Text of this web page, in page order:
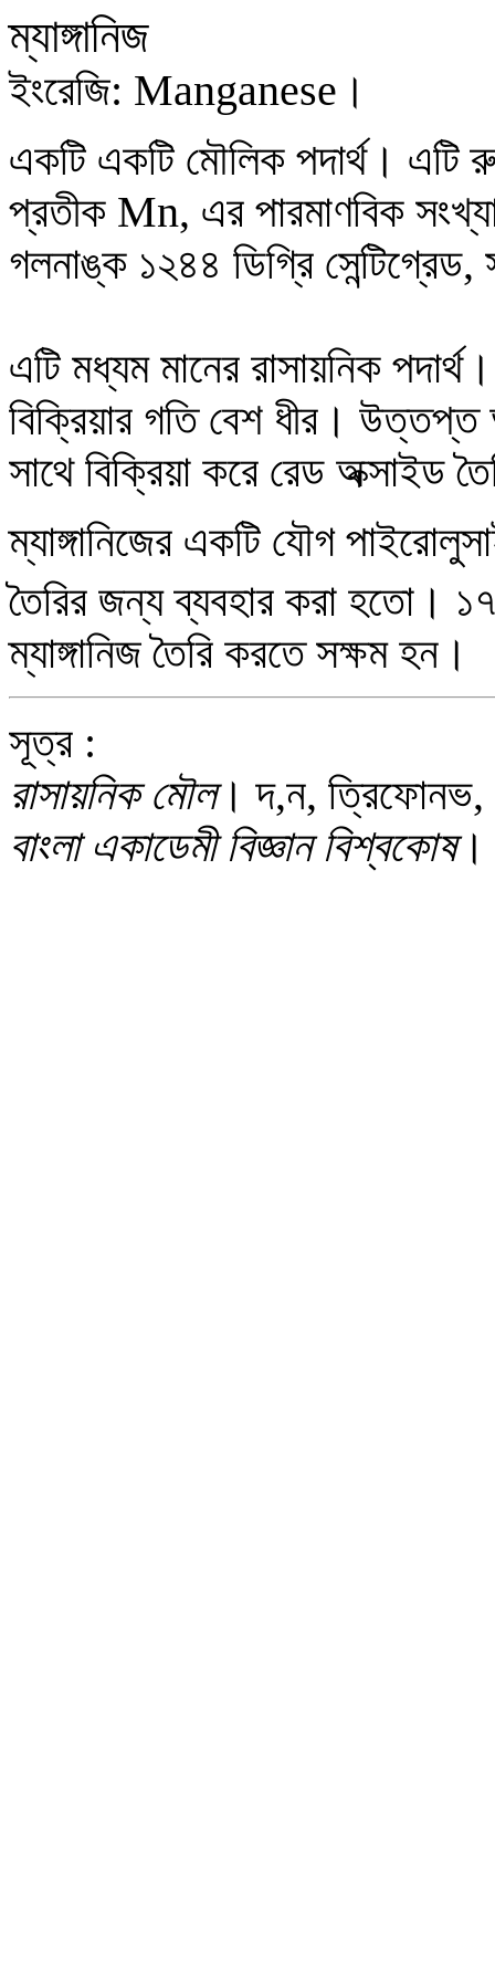
ম্যাঙ্গানিজ
ইংরেজি: Manganese ।
একটি একটি মৌলিক পদার্থ। এটি
প্রতীক Mn, এর পারমাণবিক
গলনাঙ্ক ১২৪৪ ডিগ্রি
এটি মধ্যম মানের রাসায়নিক
বিক্রিয়ার গতি বেশ ধীর। উত্তপ্ত
সাথে বিক্রিয়া করে রেড অক্সাইড
ম্যাঙ্গানিজের একটি যৌগ
তৈরির জন্য ব্যবহার করা হতো।
ম্যাঙ্গানিজ তৈরি করতে সক্ষম হন।
সূত্র :
রাসায়নিক মৌল। দ,ন, ত্রিফোনভ,
বাংলা একাডেমী বিজ্ঞান বিশ্বকোষ।